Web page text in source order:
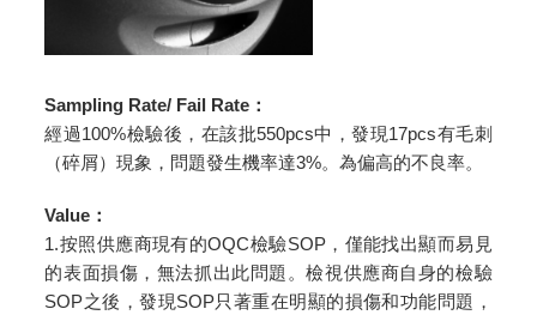
Sampling Rate/ Fail Rate ：
經過100%檢驗後，在該批550pcs中，發現17pcs有毛刺
（碎屑）現象，問題發生機率達3%。為偏高的不良率。
Value ：
1.按照供應商現有的OQC檢驗SOP，僅能找出顯而易見
的表面損傷，無法抓出此問題。檢視供應商自身的檢驗
SOP之後，發現SOP只著重在明顯的損傷和功能問題，